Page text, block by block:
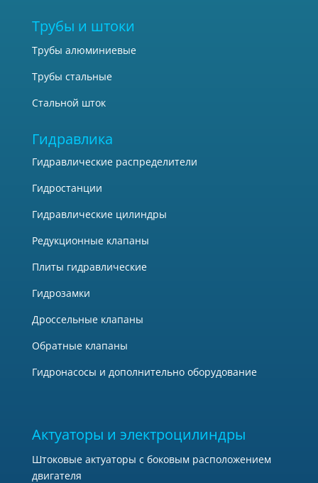
Трубы и штоки
Трубы алюминиевые
Трубы стальные
Стальной шток
Гидравлика
Гидравлические распределители
Гидростанции
Гидравлические цилиндры
Редукционные клапаны
Плиты гидравлические
Гидрозамки
Дроссельные клапаны
Обратные клапаны
Гидронасосы и дополнительно оборудование
Актуаторы и электроцилиндры
Штоковые актуаторы с боковым расположением
двигателя